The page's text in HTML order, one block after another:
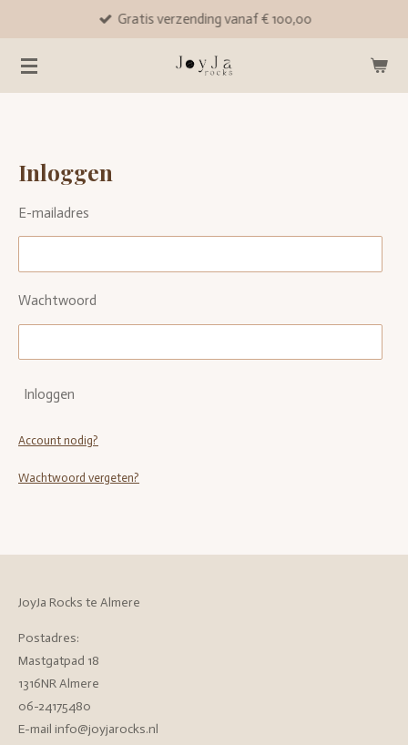
naar
de
Gratis verzending vanaf € 100,00
Inloggen
E-mailadres
Wachtwoord
Inloggen
Account nodig?
Wachtwoord vergeten?
JoyJa Rocks te Almere
Postadres:
Mastgatpad 18
1316NR Almere
06-24175480
E-mail info@joyjarocks.nl